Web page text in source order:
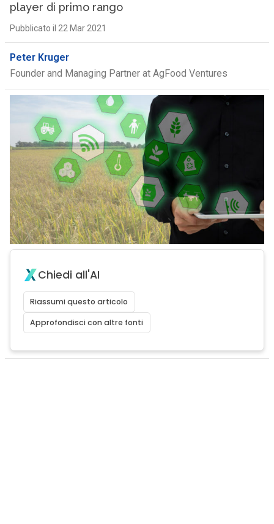
player di primo rango
Pubblicato il 22 Mar 2021
Peter Kruger
Founder and Managing Partner at AgFood Ventures
Chiedi all'AI
Riassumi questo articolo
Approfondisci con altre fonti